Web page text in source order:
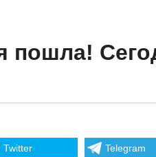
пошла!
Twitter Telegram